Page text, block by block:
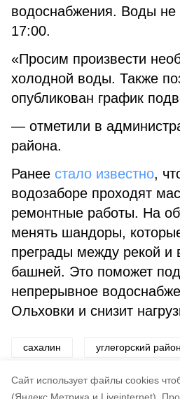
Cайт использует файлы cookies
водоснабжения. Воды не
17:00.
«Просим произвести
холодной воды. Также
опубликован график
— отметили в
района.
Ранее стало известно,
водозаборе проходят
ремонтные работы. На
менять шандоры,
преграды между рекой и
башней. Это поможет
непрерывное
Ольховки и снизит
сахалин углегорский район
вода